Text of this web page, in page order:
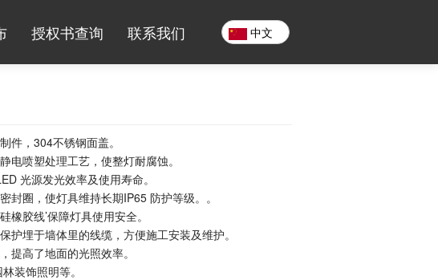
授权书查询 联系我们 中文
件，304不锈钢面盖。
电喷塑处理工艺，使整灯耐腐蚀。
光源发光效率及使用寿命。
封圈，使灯具维持长期IP65 防护等级。。
橡胶线’保障灯具使用安全。
护埋于墙体里的线缆，方便施工安装及维护。
提高了地面的光照效率。
装饰照明等。